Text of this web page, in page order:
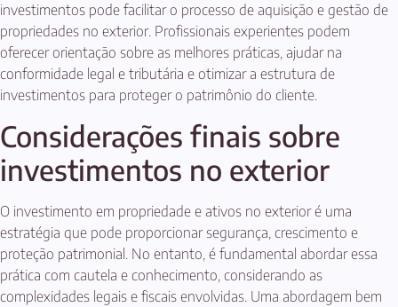
investimentos pode facilitar o processo de aquisição e gestão de
propriedades no exterior. Profissionais experientes podem
oferecer orientação sobre as melhores práticas, ajudar na
conformidade legal e tributária e otimizar a estrutura de
investimentos para proteger o patrimônio do cliente.
Considerações finais sobre
investimentos no exterior
O investimento em propriedade e ativos no exterior é uma
estratégia que pode proporcionar segurança, crescimento e
proteção patrimonial. No entanto, é fundamental abordar essa
prática com cautela e conhecimento, considerando as
complexidades legais e fiscais envolvidas. Uma abordagem bem